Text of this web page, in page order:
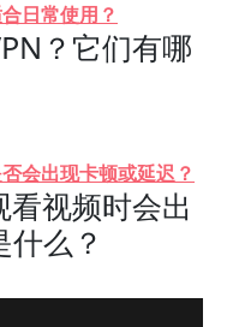
日常使用？
？它们有哪
会出现卡顿或延迟？
视频时会出
么？